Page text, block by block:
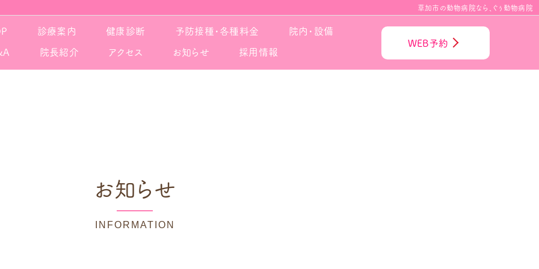
草加市の動物病院なら、ぐぅ動物病院
診療案内 健康診断 予防接種・各種料金
院内・設備
院長紹介 アクセス お知らせ 採用情報
WEB予約
お知らせ
INFORMATION